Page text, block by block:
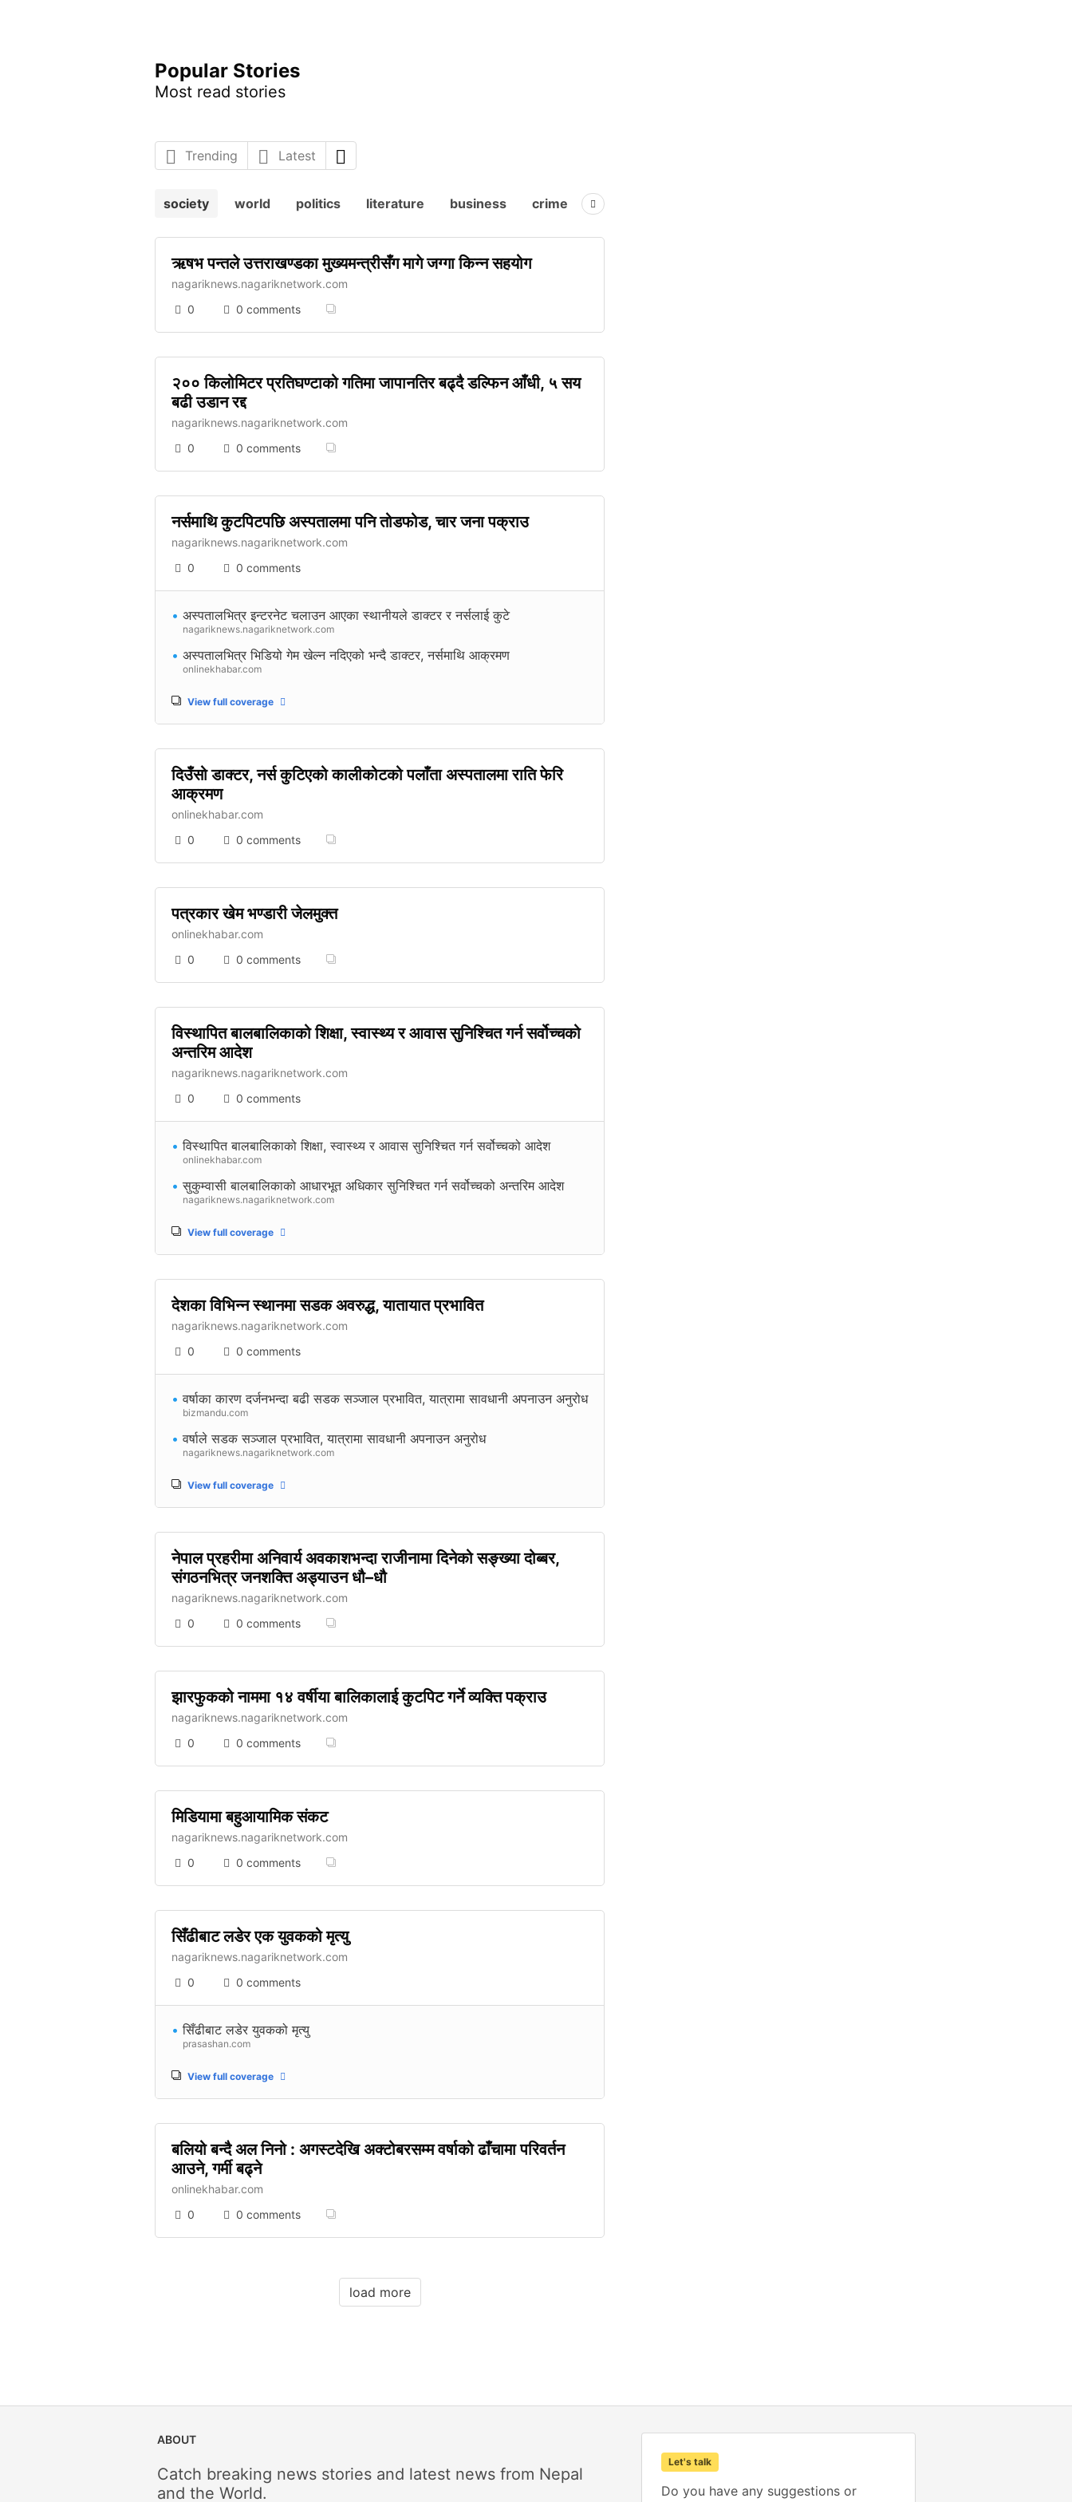
Popular Stories
Most read stories
Trending Latest
society world politics literature business crime entertainment
ऋषभ पन्तले उत्तराखण्डका मुख्यमन्त्रीसँग मागे जग्गा किन्न सहयोग
nagariknews.nagariknetwork.com
0
0 comments
२०० किलोमिटर प्रतिघण्टाको गतिमा जापानतिर बढ्दै डल्फिन आँधी, ५ सय
बढी उडान रद्द
nagariknews.nagariknetwork.com
0
0 comments
नर्समाथि कुटपिटपछि अस्पतालमा पनि तोडफोड, चार जना पक्राउ
nagariknews.nagariknetwork.com
0
0 comments
• अस्पतालभित्र इन्टरनेट चलाउन आएका स्थानीयले डाक्टर र नर्सलाई कुटे
nagariknews.nagariknetwork.com
• अस्पतालभित्र भिडियो गेम खेल्न नदिएको भन्दै डाक्टर, नर्समाथि आक्रमण
onlinekhabar.com
View full coverage
दिउँसो डाक्टर, नर्स कुटिएको कालीकोटको पलाँता अस्पतालमा राति फेरि
आक्रमण
onlinekhabar.com
0
0 comments
पत्रकार खेम भण्डारी जेलमुक्त
onlinekhabar.com
0
0 comments
विस्थापित बालबालिकाको शिक्षा, स्वास्थ्य र आवास सुनिश्चित गर्न सर्वोच्चको
अन्तरिम आदेश
nagariknews.nagariknetwork.com
0
0 comments
• विस्थापित बालबालिकाको शिक्षा, स्वास्थ्य र आवास सुनिश्चित गर्न सर्वोच्चको आदेश
onlinekhabar.com
• सुकुम्वासी बालबालिकाको आधारभूत अधिकार सुनिश्चित गर्न सर्वोच्चको अन्तरिम आदेश
nagariknews.nagariknetwork.com
View full coverage
देशका विभिन्न स्थानमा सडक अवरुद्ध, यातायात प्रभावित
nagariknews.nagariknetwork.com
0
0 comments
• वर्षाका कारण दर्जनभन्दा बढी सडक सञ्जाल प्रभावित, यात्रामा सावधानी अपनाउन अनुरोध
bizmandu.com
• वर्षाले सडक सञ्जाल प्रभावित, यात्रामा सावधानी अपनाउन अनुरोध
nagariknews.nagariknetwork.com
View full coverage
नेपाल प्रहरीमा अनिवार्य अवकाशभन्दा राजीनामा दिनेको सङ्ख्या दोब्बर,
संगठनभित्र जनशक्ति अड्याउन धौ–धौ
nagariknews.nagariknetwork.com
0
0 comments
झारफुकको नाममा १४ वर्षीया बालिकालाई कुटपिट गर्ने व्यक्ति पक्राउ
nagariknews.nagariknetwork.com
0
0 comments
मिडियामा बहुआयामिक संकट
nagariknews.nagariknetwork.com
0
0 comments
सिँढीबाट लडेर एक युवकको मृत्यु
nagariknews.nagariknetwork.com
0
0 comments
• सिँढीबाट लडेर युवकको मृत्यु
prasashan.com
View full coverage
बलियो बन्दै अल निनो : अगस्टदेखि अक्टोबरसम्म वर्षाको ढाँचामा परिवर्तन
आउने, गर्मी बढ्ने
onlinekhabar.com
0
0 comments
load more
ABOUT
Catch breaking news stories and latest news from Nepal
and the World.
Let's talk
Do you have any suggestions or